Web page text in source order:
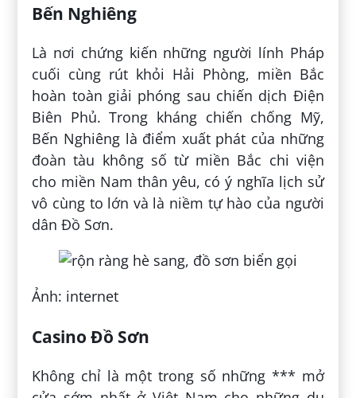
Bến Nghiêng
Là nơi chứng kiến những người lính Pháp
cuối cùng rút khỏi Hải Phòng, miền Bắc
hoàn toàn giải phóng sau chiến dịch Điện
Biên Phủ. Trong kháng chiến chống Mỹ,
Bến Nghiêng là điểm xuất phát của những
đoàn tàu không số từ miền Bắc chi viện
cho miền Nam thân yêu, có ý nghĩa lịch sử
vô cùng to lớn và là niềm tự hào của người
dân Đồ Sơn.
Ảnh: internet
Casino Đồ Sơn
Không chỉ là một trong số những *** mở